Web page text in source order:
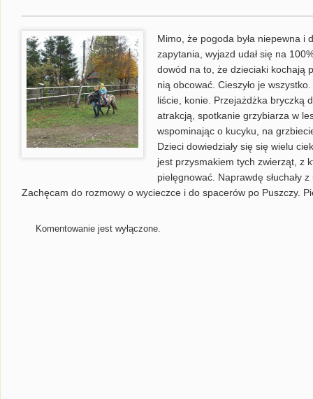
Mimo, że pogoda była niepewna i
zapytania, wyjazd udał się na
dowód na to, że dzieciaki kochają
nią obcować. Cieszyło je
liście, konie. Przejażdżka bryczką
atrakcją, spotkanie grzybiarza w
wspominając o kucyku, na
Dzieci dowiedziały się się wielu
jest przysmakiem tych zwierząt, z
pielęgnować. Naprawdę słuchały
Zachęcam do rozmowy o wycieczce i do spacerów po Puszczy.
Komentowanie jest wyłączone.